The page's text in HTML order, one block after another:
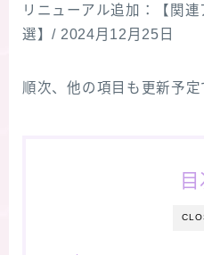
リニューアル追加：【関
選】/ 2024月12月25日
順次、他の項目も更新予定